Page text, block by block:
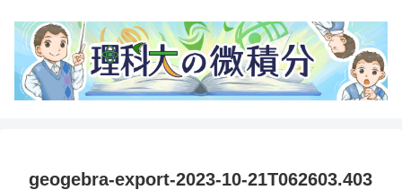
geogebra-export-2023-10-21T062603.403